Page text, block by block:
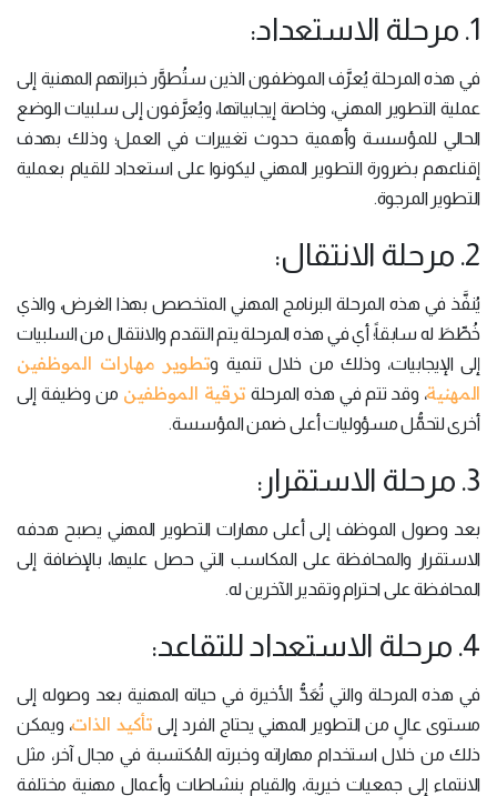
1. مرحلة الاستعداد:
في هذه المرحلة يُعرَّف الموظفون الذين ستُطوَّر خبراتهم المهنية إلى
عملية التطوير المهني، وخاصة إيجابياتها، ويُعرَّفون إلى سلبيات الوضع
الحالي للمؤسسة وأهمية حدوث تغييرات في العمل؛ وذلك بهدف
إقناعهم بضرورة التطوير المهني ليكونوا على استعداد للقيام بعملية
التطوير المرجوة.
2. مرحلة الانتقال:
يُنفَّذ في هذه المرحلة البرنامج المهني المتخصص بهذا الغرض، والذي
خُطِّطَ له سابقاً؛ أي في هذه المرحلة يتم التقدم والانتقال من السلبيات
إلى الإيجابيات، وذلك من خلال تنمية وتطوير مهارات الموظفين
المهنية، وقد تتم في هذه المرحلة ترقية الموظفين من وظيفة إلى
أخرى لتحمُّل مسؤوليات أعلى ضمن المؤسسة.
3. مرحلة الاستقرار:
بعد وصول الموظف إلى أعلى مهارات التطوير المهني يصبح هدفه
الاستقرار والمحافظة على المكاسب التي حصل عليها، بالإضافة إلى
المحافظة على احترام وتقدير الآخرين له.
4. مرحلة الاستعداد للتقاعد:
في هذه المرحلة والتي تُعَدُّ الأخيرة في حياته المهنية بعد وصوله إلى
مستوى عالٍ من التطوير المهني يحتاج الفرد إلى تأكيد الذات، ويمكن
ذلك من خلال استخدام مهاراته وخبرته المُكتسبة في مجال آخر، مثل
الانتماء إلى جمعيات خيرية، والقيام بنشاطات وأعمال مهنية مختلفة